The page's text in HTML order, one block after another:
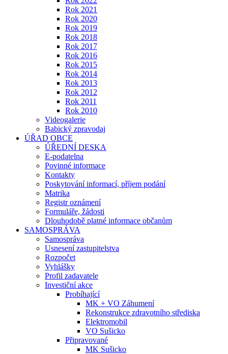
Rok 2021
Rok 2020
Rok 2019
Rok 2018
Rok 2017
Rok 2016
Rok 2015
Rok 2014
Rok 2013
Rok 2012
Rok 2011
Rok 2010
Videogalerie
Babický zpravodaj
ÚŘAD OBCE
ÚŘEDNÍ DESKA
E-podatelna
Povinné informace
Kontakty
Poskytování informací, příjem podání
Matrika
Registr oznámení
Formuláře, žádosti
Dlouhodobě platné informace občanům
SAMOSPRÁVA
Samospráva
Usnesení zastupitelstva
Rozpočet
Vyhlášky
Profil zadavatele
Investiční akce
Probíhající
MK + VO Záhumení
Rekonstrukce zdravotního střediska
Elektromobil
VO Sušicko
Připravované
MK Sušicko